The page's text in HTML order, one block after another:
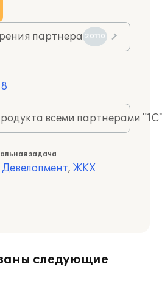
партнера 20110
всеми партнерами
задача
Девелопмент, ЖКХ
следующие